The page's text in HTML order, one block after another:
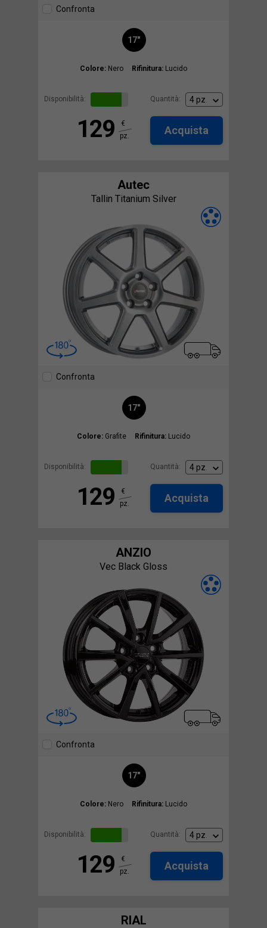
Confronta
17"
Colore: Nero Rifinitura: Lucido
Disponibilità: Quantità:
129
€
pz.
Acquista
Autec
Tallin Titanium Silver
Confronta
17"
Colore: Grafite Rifinitura: Lucido
Disponibilità: Quantità:
129
€
pz.
Acquista
ANZIO
Vec Black Gloss
Confronta
17"
Colore: Nero Rifinitura: Lucido
Disponibilità: Quantità:
129
€
pz.
Acquista
RIAL